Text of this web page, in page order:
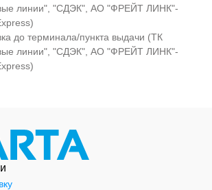
линии", "СДЭК", АО "ФРЕЙТ ЛИНК"-
до терминала/пункта выдачи (ТК
линии", "СДЭК", АО "ФРЕЙТ ЛИНК"-